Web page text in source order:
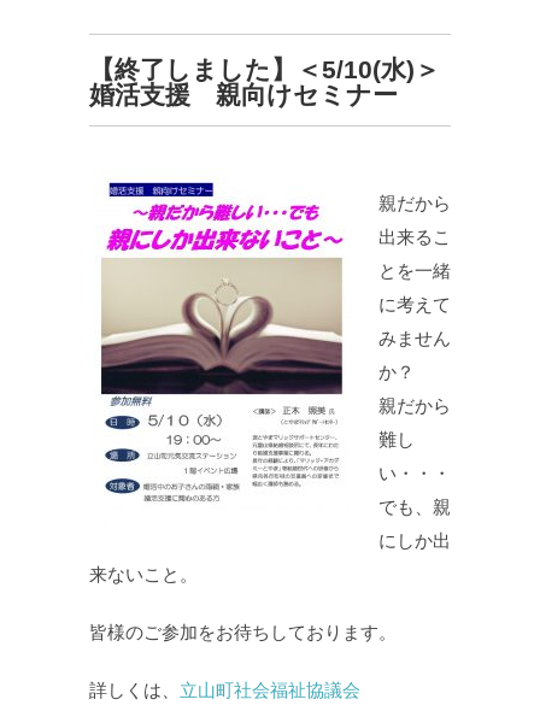
【終了しました】＜5/10(水)＞
婚活支援 親向けセミナー
親だから
出来るこ
とを一緒
に考えて
みません
か？
親だから
難し
い・・・
でも、親
にしか出
来ないこと。
皆様のご参加をお待ちしております。
詳しくは、 立山町社会福祉協議会